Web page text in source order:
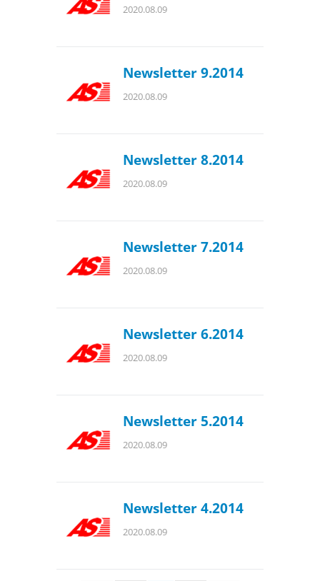
2020.08.09
Newsletter 9.2014
2020.08.09
Newsletter 8.2014
2020.08.09
Newsletter 7.2014
2020.08.09
Newsletter 6.2014
2020.08.09
Newsletter 5.2014
2020.08.09
Newsletter 4.2014
2020.08.09